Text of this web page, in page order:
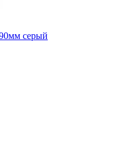
серый